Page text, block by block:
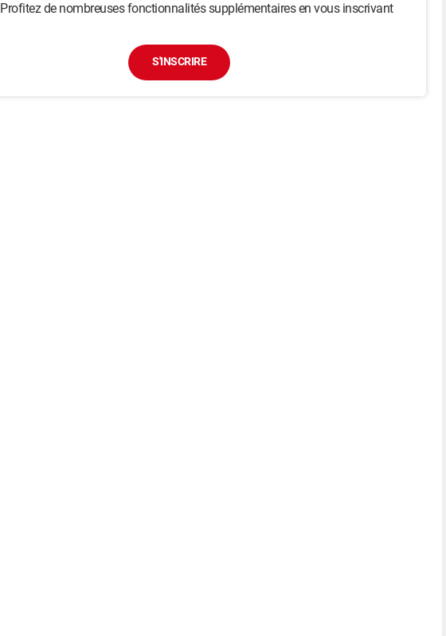
Profitez de nombreuses fonctionnalités supplémentaires en vous inscrivant
S'INSCRIRE